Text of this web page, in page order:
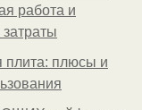
работа и
плита: плюсы и